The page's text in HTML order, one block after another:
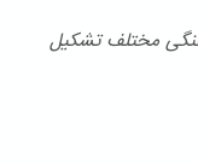
مختلف تشكیل